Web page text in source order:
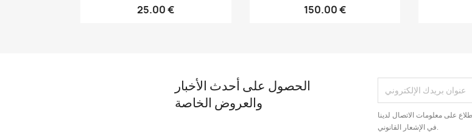
25.00 € 150.00 €
الحصول على أحدث الأخبار
والعروض الخاصة
على معلومات الاتصال لدينا
في الإشعار القانوني.